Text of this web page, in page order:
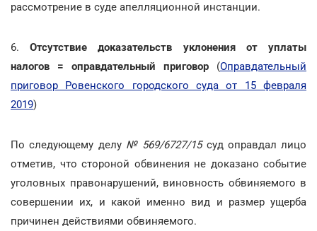
рассмотрение в суде апелляционной инстанции.
6.Отсутствие доказательств уклонения от уплаты
налогов = оправдательный приговор (Оправдательный
приговор Ровенского городского суда от 15 февраля
2019)
По следующему делу № 569/6727/15суд оправдал лицо
отметив, что стороной обвинения не доказано событие
уголовных правонарушений, виновность обвиняемого в
совершении их, и какой именно вид и размер ущерба
причинен действиями обвиняемого.